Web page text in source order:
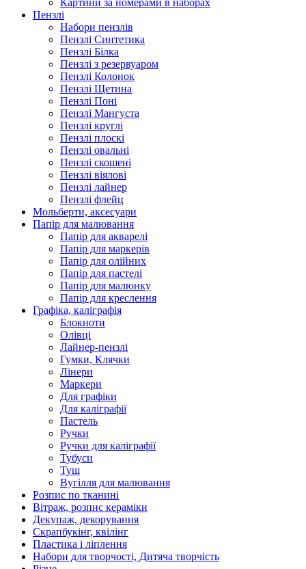
Картини за номерами в наборах
Пензлі
Набори пензлів
Пензлі Синтетика
Пензлі Білка
Пензлі з резервуаром
Пензлі Колонок
Пензлі Щетина
Пензлі Поні
Пензлі Мангуста
Пензлі круглі
Пензлі плоскі
Пензлі овальні
Пензлі скошені
Пензлі віялові
Пензлі лайнер
Пензлі флейц
Мольберти, аксесуари
Папір для малювання
Папір для акварелі
Папір для маркерів
Папір для олійних
Папір для пастелі
Папір для малюнку
Папір для креслення
Графіка, каліграфія
Блокноти
Олівці
Лайнер-пензлі
Гумки, Клячки
Лінери
Маркери
Для графіки
Для каліграфії
Пастель
Ручки
Ручки для каліграфії
Тубуси
Туш
Вугілля для малювання
Розпис по тканині
Вітраж, розпис кераміки
Декупаж, декорування
Скрапбукінг, квілінг
Пластика і ліплення
Набори для творчості, Дитяча творчість